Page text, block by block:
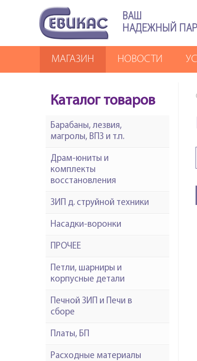
ВАШ
НАДЕЖНЫЙ
МАГАЗИН НОВОСТИ
Каталог товаров
Барабаны, лезвия,
магролы, ВПЗ и т.п.
Драм-юниты и
комплекты
восстановления
ЗИП д. струйной техники
Насадки-воронки
ПРОЧЕЕ
Петли, шарниры и
корпусные детали
Печной ЗИП и Печи в
сборе
Платы, БП
Расходные материалы